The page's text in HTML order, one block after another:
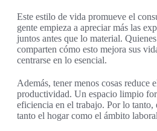
Este estilo de vida promueve el
gente empieza a apreciar más las
juntos antes que lo material.
comparten cómo esto mejora sus
centrarse en lo esencial.
Además, tener menos cosas reduce
productividad. Un espacio limpio
eficiencia en el trabajo. Por lo
tanto el hogar como el ámbito